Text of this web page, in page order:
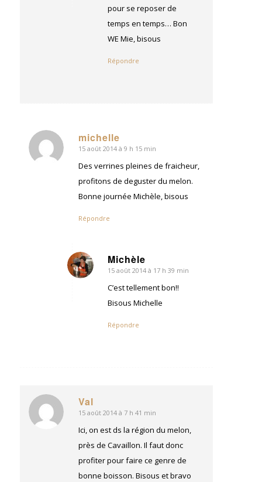
pour se reposer de
temps en temps… Bon
WE Mie, bisous
Répondre
michelle
dit
15 août 2014 à 9 h 15 min
Des verrines pleines de fraicheur,
profitons de deguster du melon.
Bonne journée Michèle, bisous
Répondre
Michèle
dit
15 août 2014 à 17 h 39 min
C’est tellement bon!!
Bisous Michelle
Répondre
Val
dit
15 août 2014 à 7 h 41 min
Ici, on est ds la région du melon,
près de Cavaillon. Il faut donc
profiter pour faire ce genre de
bonne boisson. Bisous et bravo